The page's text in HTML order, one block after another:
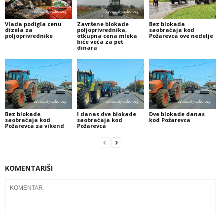
Vlada podigla cenu
dizela za
poljoprivrednike
Završene blokade
poljoprivrednika,
otkupna cena mleka
biće veća za pet
dinara
Bez blokada
saobraćaja kod
Požarevca ove nedelje
Bez blokade
saobraćaja kod
Požarevca za vikend
I danas dve blokade
saobraćaja kod
Požarevca
Dve blokade danas
kod Požarevca
KOMENTARIŠI